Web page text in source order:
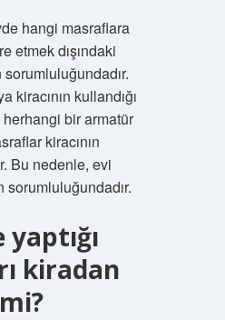
hangi masraflara
etmek dışındaki
sorumluluğundadır.
kiracının kullandığı
herhangi bir armatür
kiracının
Bu nedenle, evi
sorumluluğundadır.
yaptığı
kiradan